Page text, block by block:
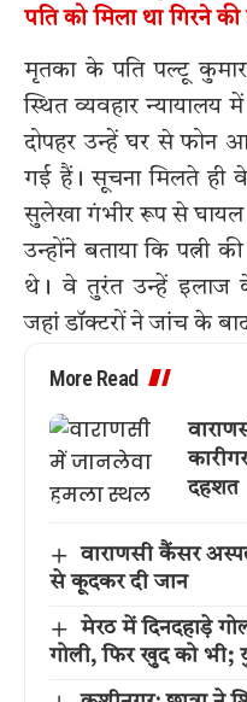
पति को मिला था गिरने
मृतका के पति पल्टू
स्थित व्यवहार न्यायालय
दोपहर उन्हें घर से फोन
गई हैं। सूचना मिलते ही
सुलेखा गंभीर रूप से घायल
उन्होंने बताया कि पत्नी
थे। वे तुरंत उन्हें इलाज
जहां डॉक्टरों ने जांच के
More Read
दहशत
वाराणसी कैंसर
से कूदकर दी जान
मेरठ में दिनदहाड़े
गोली, फिर खुद को भी;